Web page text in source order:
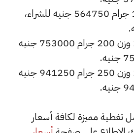
سعر عيار 21 وزن 150 جرام 564750 جنيه للشراء،
أسعار الذهب عيار 21 وزن 200 جرام 753000 جنيه
أسعار الذهب عيار 21 وزن 250 جرام 941250 جنيه
مصر 365 بعمل تغطية مميزة لكافة أسعار